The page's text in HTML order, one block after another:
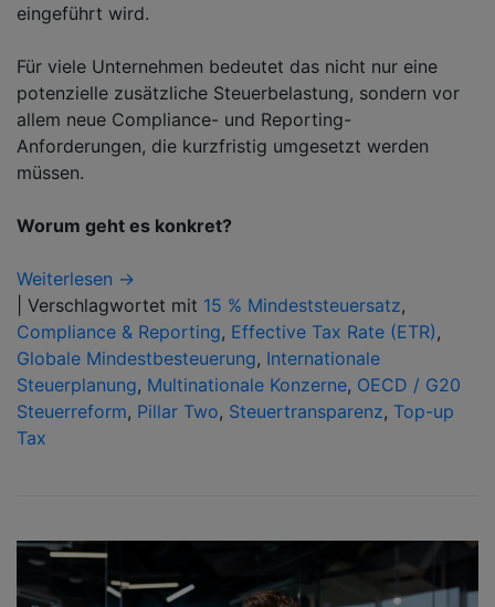
eingeführt wird.
Für viele Unternehmen bedeutet das nicht nur eine
potenzielle zusätzliche Steuerbelastung, sondern vor
allem neue Compliance- und Reporting-
Anforderungen, die kurzfristig umgesetzt werden
müssen.
Worum geht es konkret?
Weiterlesen →
Verschlagwortet mit 15 % Mindeststeuersatz,
Compliance & Reporting, Effective Tax Rate (ETR) ,
Globale Mindestbesteuerung, Internationale
Steuerplanung, Multinationale Konzerne, OECD / G20
Steuerreform, Pillar Two, Steuertransparenz, Top-up
Tax